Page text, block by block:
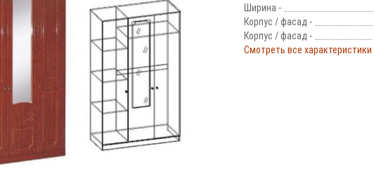
Ширина -
Корпус / фасад -
Корпус / фасад -
Смотреть все характеристики